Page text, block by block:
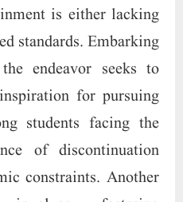
is either lacking
standards. Embarking
endeavor seeks to
for pursuing
students facing the
of discontinuation
constraints. Another